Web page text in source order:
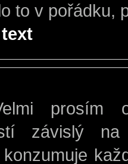
to v pořádku,
závislý